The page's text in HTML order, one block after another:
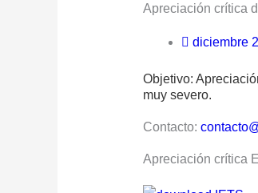
Apreciación crítica
diciembre
Objetivo:
muy severo.
Contacto:
Apreciación crítica